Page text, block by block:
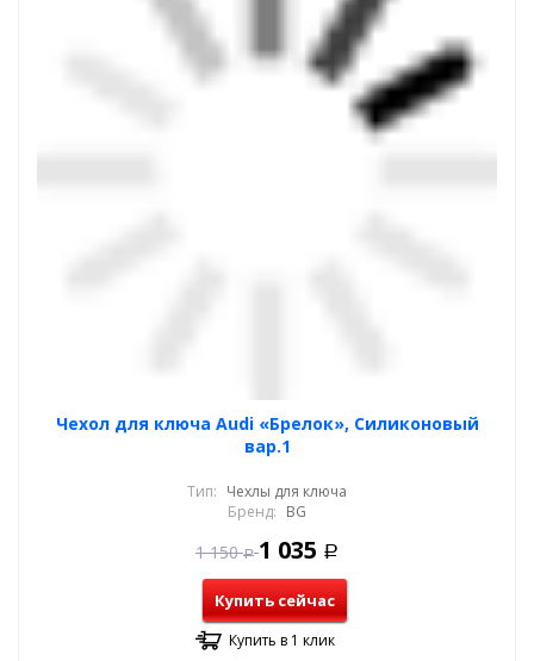
Чехол для ключа Audi «Брелок», Силиконовый
вар.1
Тип: Чехлы для ключа
Бренд: BG
1 150 Р 1 035 Р
Купить сейчас
Купить в 1 клик